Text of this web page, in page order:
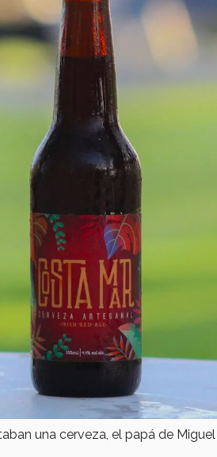
una cerveza, el papá de